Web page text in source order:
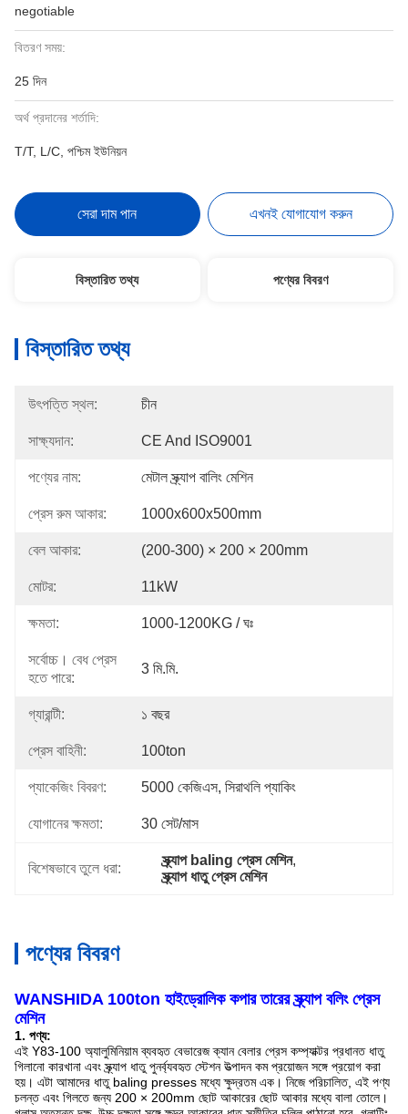
negotiable
বিতরণ সময়:
25 দিন
অর্থ প্রদানের শর্তাদি:
T/T, L/C, পশ্চিম ইউনিয়ন
সেরা দাম পান এখনই যোগাযোগ করুন
বিস্তারিত তথ্য পণ্যের বিবরণ
বিস্তারিত তথ্য
উৎপত্তি স্থল: চীন
সাক্ষ্যদান: CE And ISO9001
পণ্যের নাম: মেটাল স্ক্র্যাপ বালিং মেশিন
প্রেস রুম আকার: 1000x600x500mm
বেল আকার: (200-300) × 200 × 200mm
মোটর: 11kW
ক্ষমতা: 1000-1200KG / ঘঃ
সর্বোচ্চ। বেধ প্রেস
হতে পারে:
3 মি.মি.
গ্যারান্টী: ১ বছর
প্রেস বাহিনী: 100ton
প্যাকেজিং বিবরণ: 5000 কেজিএস, সিরাথলি প্যাকিং
যোগানের ক্ষমতা: 30 সেট/মাস
বিশেষভাবে তুলে ধরা:
স্ক্র্যাপ baling প্রেস মেশিন,
স্ক্র্যাপ ধাতু প্রেস মেশিন
পণ্যের বিবরণ
WANSHIDA 100ton হাইড্রোলিক কপার তারের স্ক্র্যাপ বলিং প্রেস
মেশিন
1. পণ্য:
এই Y83-100 অ্যালুমিনিয়াম ব্যবহৃত বেভারেজ ক্যান বেলার প্রেস কম্প্যাক্টর প্রধানত ধাতু
গিলানো কারখানা এবং স্ক্র্যাপ ধাতু পুনর্ব্যবহৃত স্টেশন উত্পাদন কম প্রয়োজন সঙ্গে প্রয়োগ করা
হয়। এটা আমাদের ধাতু baling presses মধ্যে ক্ষুদ্রতম এক। নিজে পরিচালিত, এই পণ্য
চলন্ত এবং গিলতে জন্য 200 × 200mm ছোট আকারের ছোট আকার মধ্যে বালা তোলে।